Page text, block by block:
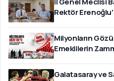
Rektör
Milyonların
Emeklilerin
Galatasaray ve